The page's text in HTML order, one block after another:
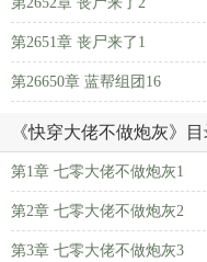
第2651章 丧尸来了1
第26650章 蓝帮组团16
《快穿大佬不做炮灰》
第1章 七零大佬不做炮灰1
第2章 七零大佬不做炮灰2
第3章 七零大佬不做炮灰3